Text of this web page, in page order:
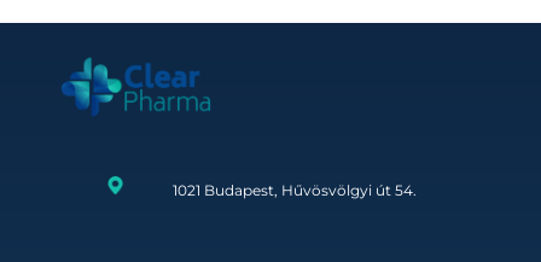
1021 Budapest, Hűvösvölgyi út 54.